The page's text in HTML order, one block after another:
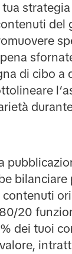
del
di cibo a
bilanciare
20
dei tuoi